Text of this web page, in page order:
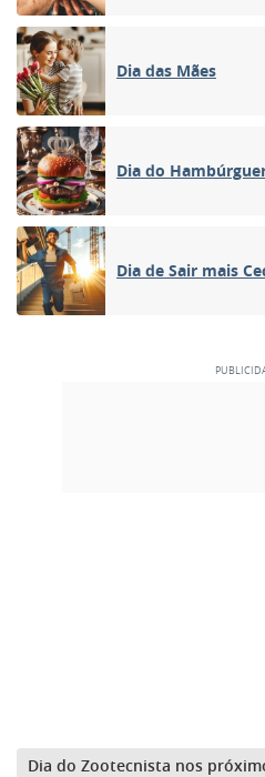
Dia das Mães
Dia do
Dia de Sair mais
Dia do Zootecnista nos